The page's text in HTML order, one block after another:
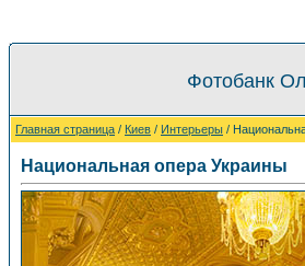
Фотобанк
Главная страница / Киев / Интерьеры /
Национальная опера Украины